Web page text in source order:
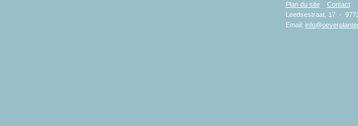
Plan du site Contact
Leedsestraat, 17 -
Email: